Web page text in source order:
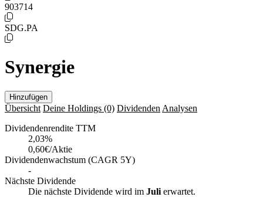
903714
SDG.PA
Synergie
Hinzufügen
Übersicht Deine Holdings (0) Dividenden Analysen
Dividendenrendite TTM
2,03%
0,60€/Aktie
Dividendenwachstum (CAGR 5Y)
-
Nächste Dividende
Die nächste Dividende wird im Juli erwartet.